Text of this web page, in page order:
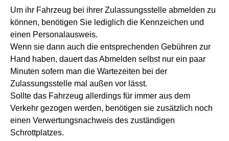
Um ihr Fahrzeug bei ihrer Zulassungsstelle abmelden zu
können, benötigen Sie lediglich die Kennzeichen und
einen Personalausweis.
Wenn sie dann auch die entsprechenden Gebühren zur
Hand haben, dauert das Abmelden selbst nur ein paar
Minuten sofern man die Wartezeiten bei der
Zulassungsstelle mal außen vor lässt.
Sollte das Fahrzeug allerdings für immer aus dem
Verkehr gezogen werden, benötigen sie zusätzlich noch
einen Verwertungsnachweis des zuständigen
Schrottplatzes.